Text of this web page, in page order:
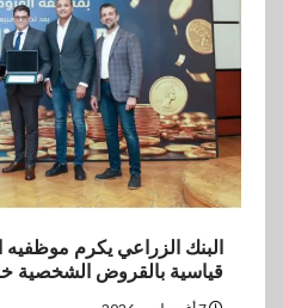
مستهدفات
بنوك
بنك مصر
العالمي
العروض
5
بنوك
البنك الزراعي يكرم موظفيه
قياسية بالقروض الشخصية خلال